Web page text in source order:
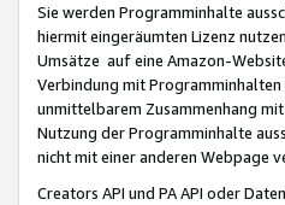
Sie werden Programminhalte
hiermit eingeräumten Lizenz
Umsätze auf eine Amazon-
Verbindung mit Programminhalten
unmittelbarem Zusammenhang
Nutzung der Programminhalte
nicht mit einer anderen Webpage
Creators API und PA API oder